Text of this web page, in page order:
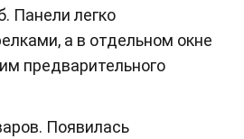
Панели легко
а в отдельном окне
предварительного
Появилась